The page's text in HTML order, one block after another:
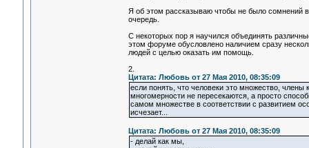
Я об этом рассказываю чтобы не было сомнений
очередь.
С некоторых пор я научился объединять
этом форуме обусловлено наличием сразу
людей с целью оказать им помощь.
2.
Цитата: Любовь от 27 Мая 2010, 08:35:09
если понять, что человеки это множество,
многомерности не пересекаются, а просто
самом множестве в соответствии с развитием
исчезает...
Цитата: Любовь от 27 Мая 2010, 08:35:09
- делай как мы,